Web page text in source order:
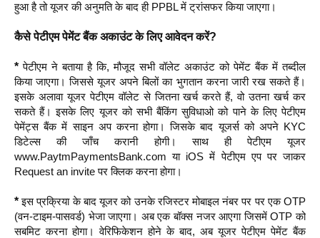
हुआ है तो यूजर की अनुमति के बाद ही PPBL में ट्रांसफर किया जाएगा।
कैसे पेटीएम पेमेंट बैंक अकाउंट के लिए आवेदन करें?
*पेटीएम ने बताया है कि, मौजूद सभी वॉलेट अकाउंट को पेमेंट बैंक में तब्दील
किया जाएगा। जिससे यूजर अपने बिलों का भुगतान करना जारी रख सकते हैं।
इसके अलावा यूजर पेटीएम वॉलेट से जितना खर्च करते हैं, वो उतना खर्च कर
सकते हैं। इसके लिए यूजर को सभी बैंकिंग सुविधाओ को पाने के लिए पेटीएम
पेमेंट्स बैंक में साइन अप करना होगा। जिसके बाद यूजर्स को अपने KYC
डिटेल्स की जाँच करानी होगी। साथ ही पेटीएम यूजर
www.PaytmPaymentsBank.com या iOS में पेटीएम एप पर जाकर
Request an invite पर क्लिक करना होगा।
*इस प्रक्रिया के बाद यूजर को उनके रजिस्टर मोबाइल नंबर पर पर एक OTP
(वन-टाइम-पासवर्ड) भेजा जाएगा। अब एक बॉक्स नजर आएगा जिसमें OTP को
सबमिट करना होगा। वेरिफिकेशन होने के बाद, अब यूजर पेटीएम पेमेंट बैंक